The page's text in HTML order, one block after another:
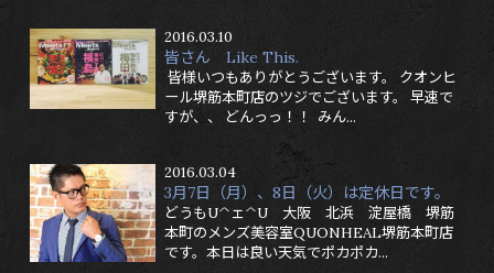
2016.03.10
皆さん Like This.
皆様いつもありがとうございます。 クオンヒ
ール堺筋本町店のツジでございます。 早速で
すが、、 どんっっ！！ みん...
2016.03.04
3月7日（月）、8日（火）は定休日です。
どうもU^ェ^U 大阪 北浜 淀屋橋 堺筋
本町のメンズ美容室QUONHEAL堺筋本町店
です。本日は良い天気でポカポカ...